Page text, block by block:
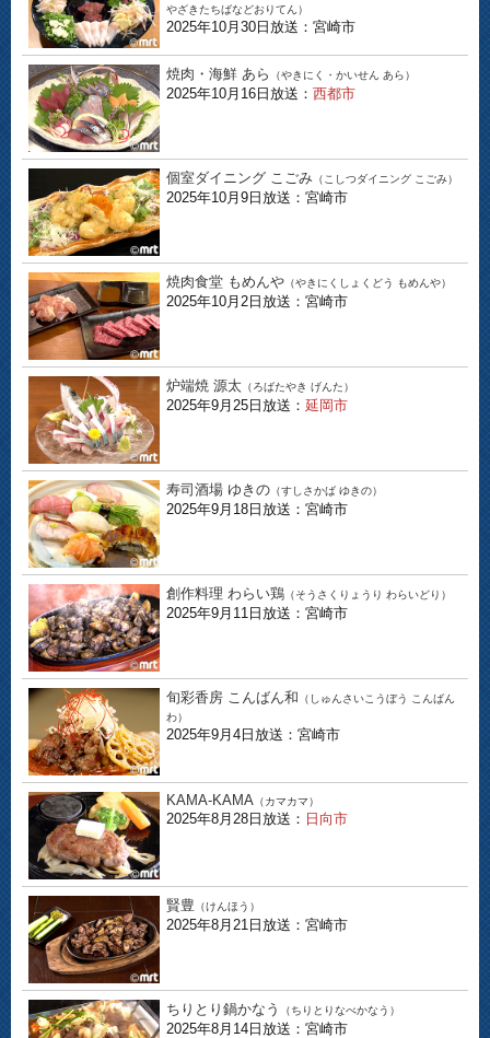
やざきたちばなどおりてん）
2025年10月30日放送：宮崎市
焼肉・海鮮 あら （やきにく・かいせん あら）
2025年10月16日放送： 西都市
個室ダイニング こごみ （こしつダイニング こごみ）
2025年10月9日放送：宮崎市
焼肉食堂 もめんや （やきにくしょくどう もめんや）
2025年10月2日放送：宮崎市
炉端焼 源太 （ろばたやき げんた）
2025年9月25日放送： 延岡市
寿司酒場 ゆきの （すしさかば ゆきの）
2025年9月18日放送：宮崎市
創作料理 わらい鶏 （そうさくりょうり わらいどり）
2025年9月11日放送：宮崎市
旬彩香房 こんばん和 （しゅんさいこうぼう こんばん
わ）
2025年9月4日放送：宮崎市
KAMA-KAMA （カマカマ）
2025年8月28日放送： 日向市
賢豊 （けんほう）
2025年8月21日放送：宮崎市
ちりとり鍋かなう （ちりとりなべかなう）
2025年8月14日放送：宮崎市